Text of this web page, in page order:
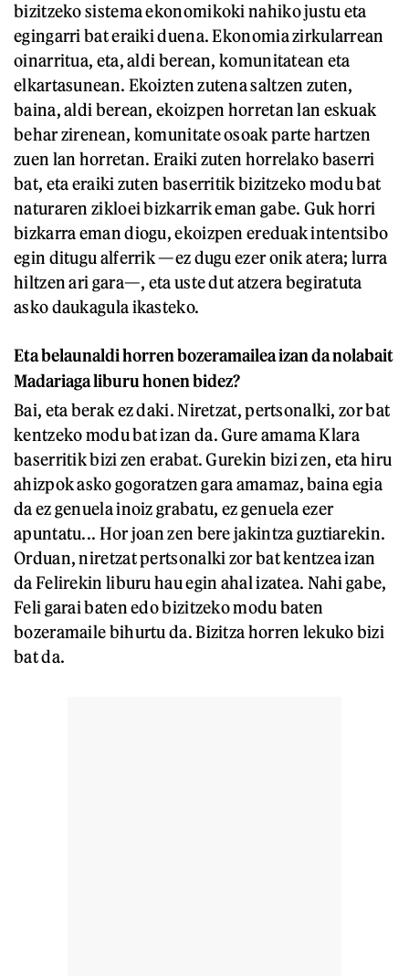
bizitzeko sistema ekonomikoki nahiko justu eta
egingarri bat eraiki duena. Ekonomia zirkularrean
oinarritua, eta, aldi berean, komunitatean eta
elkartasunean. Ekoizten zutena saltzen zuten,
baina, aldi berean, ekoizpen horretan lan eskuak
behar zirenean, komunitate osoak parte hartzen
zuen lan horretan. Eraiki zuten horrelako baserri
bat, eta eraiki zuten baserritik bizitzeko modu bat
naturaren zikloei bizkarrik eman gabe. Guk horri
bizkarra eman diogu, ekoizpen ereduak intentsibo
egin ditugu alferrik —ez dugu ezer onik atera; lurra
hiltzen ari gara—, eta uste dut atzera begiratuta
asko daukagula ikasteko.
Eta belaunaldi horren bozeramailea izan da nolabait
Madariaga liburu honen bidez?
Bai, eta berak ez daki. Niretzat, pertsonalki, zor bat
kentzeko modu bat izan da. Gure amama Klara
baserritik bizi zen erabat. Gurekin bizi zen, eta hiru
ahizpok asko gogoratzen gara amamaz, baina egia
da ez genuela inoiz grabatu, ez genuela ezer
apuntatu... Hor joan zen bere jakintza guztiarekin.
Orduan, niretzat pertsonalki zor bat kentzea izan
da Felirekin liburu hau egin ahal izatea. Nahi gabe,
Feli garai baten edo bizitzeko modu baten
bozeramaile bihurtu da. Bizitza horren lekuko bizi
bat da.